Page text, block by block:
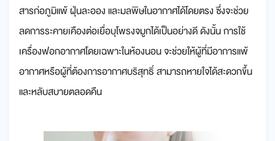
สารก่อภูมิแพ้ ฝุ่นละออง และมลพิษในอากาศได้โดยตรง ซึ่งจะช่วย
ลดการระคายเคืองต่อเยื่อบุโพรงจมูกได้เป็นอย่างดี ดังนั้น การใช้
เครื่องฟอกอากาศโดยเฉพาะในห้องนอน จะช่วยให้ผู้ที่มีอาการแพ้
อากาศหรือผู้ที่ต้องการอากาศบริสุทธิ์ สามารถหายใจได้สะดวกขึ้น
และหลับสบายตลอดคืน